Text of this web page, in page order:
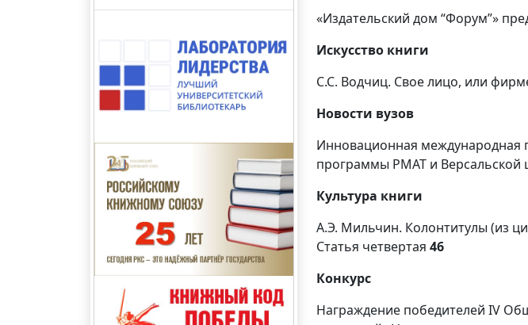
«Издательский дом “Форум”»
Искусство книги
С.С. Водчиц. Свое лицо, или
Новости вузов
Инновационная международная
программы РМАТ и Версальской
Культура книги
А.Э. Мильчин. Колонтитулы (из
Статья четвертая 46
Конкурс
Награждение победителей IV